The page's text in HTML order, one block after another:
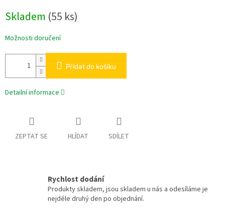
cena:
Skladem (55 ks)
Možnosti doručení
Přidat do košíku
Detailní informace
ZEPTAT SE HLÍDAT SDÍLET
Rychlost dodání
Produkty skladem, jsou skladem u nás a odesíláme je
nejdéle druhý den po objednání.